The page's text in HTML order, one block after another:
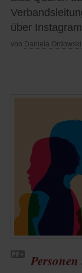
über
von Daniela Ordowski